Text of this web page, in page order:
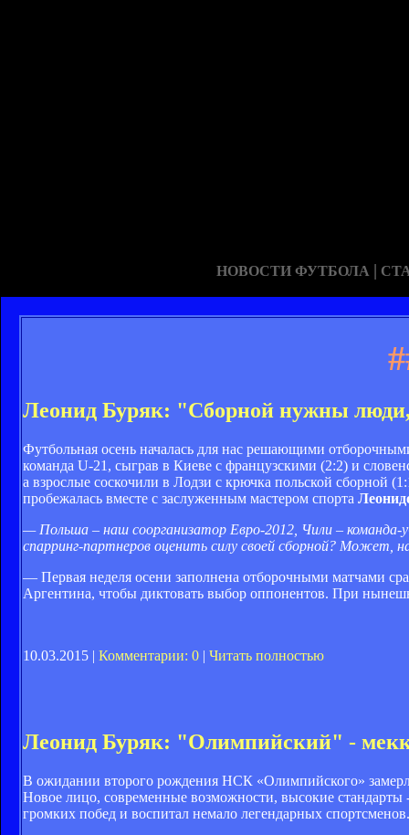
НОВОСТИ ФУТБОЛА |
Леонид Буряк: "Сборной нужны
Футбольная осень началась для нас решающими
команда U-21, сыграв в Киеве с французскими (2:2) и
а взрослые соскочили в Лодзи с крючка польской сборной
пробежалась вместе с заслуженным мастером спорта
— Польша – наш соорганизатор Евро-2012, Чили –
спарринг-партнеров оценить силу своей сборной? Может,
— Первая неделя осени заполнена отборочными матчами
Аргентина, чтобы диктовать выбор оппонентов. При
10.03.2015 | Комментарии: 0 | Читать полностью
Леонид Буряк: "Олимпийский" -
В ожидании второго рождения НСК «Олимпийского»
Новое лицо, современные возможности, высокие стандарты
громких побед и воспитал немало легендарных спортсменов.